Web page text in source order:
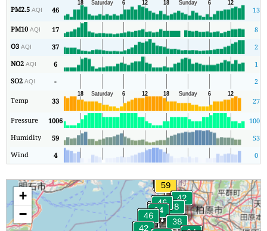
PM2.5AQI 46 13
PM10AQI 17
8
O3AQI 37
2
NO2AQI 6
1
SO2AQI - 2
Temp 33 27
Pressure 1006 1005
Humidity
59
53
Wind
4 0
+
−